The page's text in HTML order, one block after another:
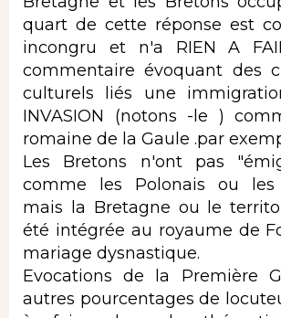
quart de cette réponse est
incongru et n'a RIEN A
commentaire évoquant des
culturels liés une
INVASION (notons -le )
romaine de la Gaule .par
Les Bretons n'ont pas
comme les Polonais ou les
mais la Bretagne ou le
été intégrée au royaume de
mariage dysnastique.
Evocations de la Première
autres pourcentages de